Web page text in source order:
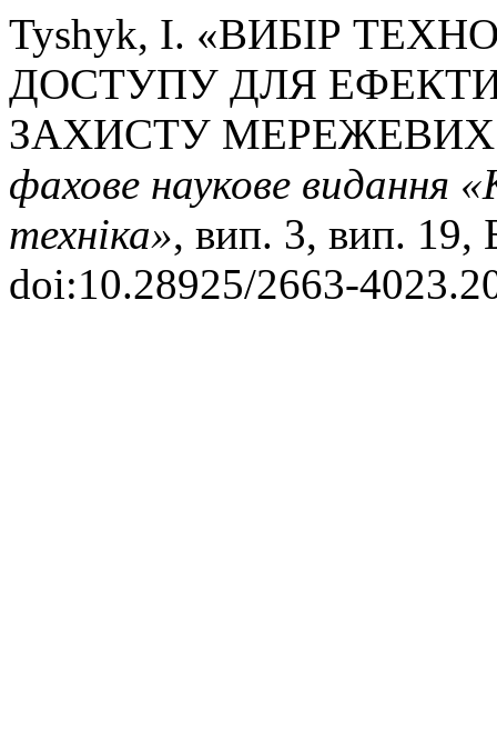
Tyshyk, I. «ВИБІР
ДОСТУПУ ДЛЯ
ЗАХИСТУ МЕРЕЖЕВИХ
фахове наукове видання
техніка», вип. 3, вип. 19,
doi:10.28925/2663-